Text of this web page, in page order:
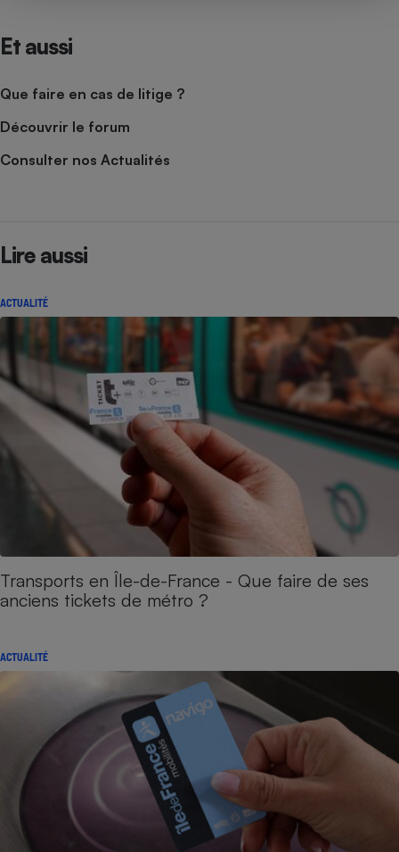
Et aussi
Que faire en cas de litige ?
Découvrir le forum
Consulter nos Actualités
Lire aussi
ACTUALITÉ
Transports en Île-de-France - Que faire de ses
anciens tickets de métro ?
ACTUALITÉ